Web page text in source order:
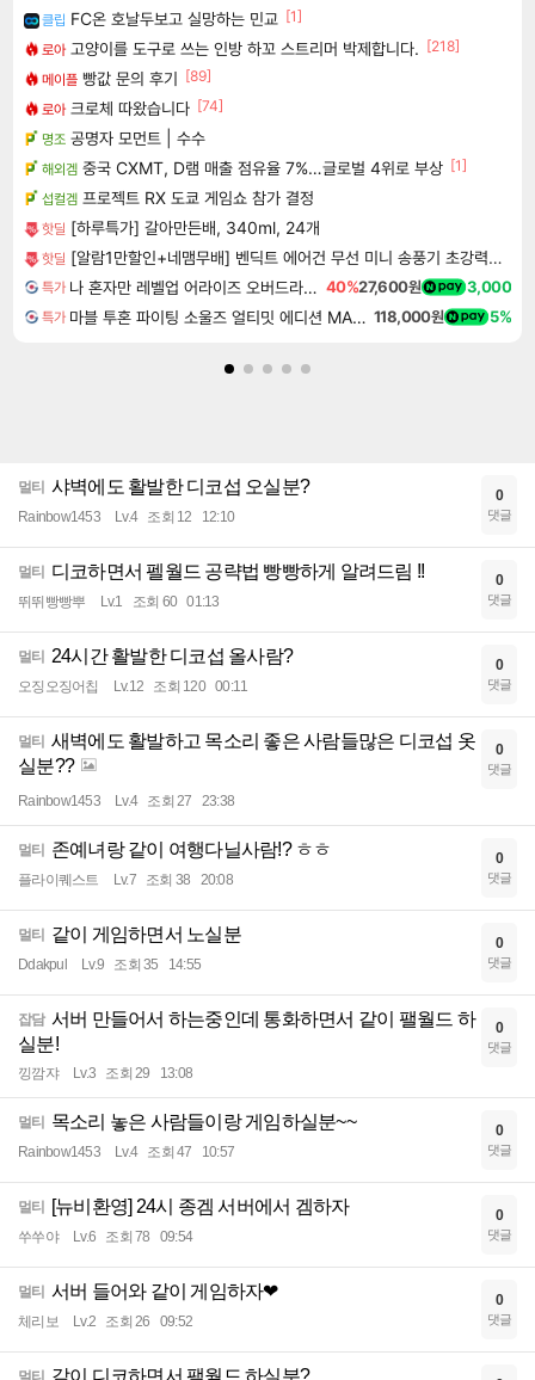
클립 FC온 호날두보고 실망하는 민교 [1]
로아 고양이를 도구로 쓰는 인방 하꼬 스트리머 박제합니다. [218]
메이플 빵값 문의 후기 [89]
로아 크로체 따왔습니다 [74]
명조 공명자 모먼트 | 수수
해외겜 중국 CXMT, D램 매출 점유율 7%…글로벌 4위로 부상 [1]
섭컬겜 프로젝트 RX 도쿄 게임쇼 참가 결정
핫딜 [하루특가] 갈아만든배, 340ml, 24개
핫딜 [알람1만할인+네맴무배] 벤딕트 에어건 무선 미니 송풍기 초강력 콤프레샤 세차 캠핑 컴퓨터 청소 가정용 마하1
특가 나 혼자만 레벨업 어라이즈 오버드라이브 Solo Leveling Arise 40%27,600원 3,000
특가 마블 투혼 파이팅 소울즈 얼티밋 에디션 MARVEL Tokon Fighting Souls Ultimate Edition 118,000원 5%
멀티 샤벽에도 활발한 디코섭 오실분?
Rainbow1453 Lv.4 조회 12 12:10
0
댓글
멀티 디코하면서 펠월드 공략법 빵빵하게 알려드림 !!
뛰뛰빵빵뿌 Lv.1 조회 60 01:13
0
댓글
멀티 24시간 활발한 디코섭 올사람?
오징오징어칩 Lv.12 조회 120 00:11
0
댓글
멀티 새벽에도 활발하고 목소리 좋은 사람들많은 디코섭 옷
실분??
Rainbow1453 Lv.4 조회 27 23:38
0
댓글
멀티 존예녀랑 같이 여행다닐사람!? ㅎㅎ
플라이퀘스트 Lv.7 조회 38 20:08
0
댓글
멀티 같이 게임하면서 노실분
Ddakpul Lv.9 조회 35 14:55
0
댓글
잡담 서버 만들어서 하는중인데 통화하면서 같이 팰월드 하
실분!
낑깜쟈 Lv.3 조회 29 13:08
0
댓글
멀티 목소리 놓은 사람들이랑 게임하실분~~
Rainbow1453 Lv.4 조회 47 10:57
0
댓글
멀티 [뉴비환영] 24시 종겜 서버에서 겜하자
쑤쑤야 Lv.6 조회 78 09:54
0
댓글
멀티 서버 들어와 같이 게임하자❤
체리보 Lv.2 조회 26 09:52
0
댓글
멀티 같이 디코하면서 팰월드 하실분?